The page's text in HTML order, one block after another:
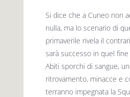
Si dice che a Cuneo non
nulla, ma lo scenario di
primaverile rivela il
sarà successo in quel
Abiti sporchi di sangue,
ritrovamento, minacce e
terranno impegnata la